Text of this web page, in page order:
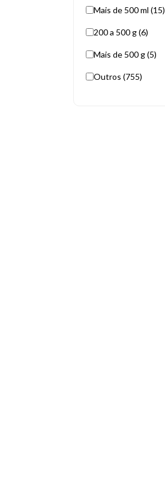
Mais de 500 ml (15)
200 a 500 g (6)
Mais de 500 g (5)
Outros (755)